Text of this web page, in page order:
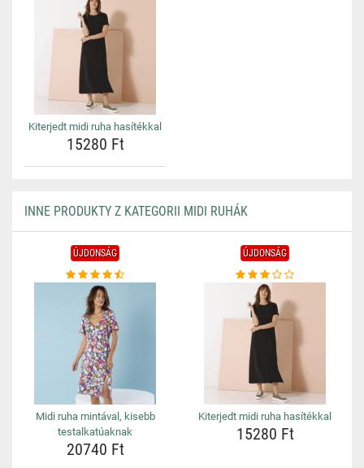
Kiterjedt midi ruha hasítékkal
15280 Ft
INNE PRODUKTY Z KATEGORII MIDI RUHÁK
ÚJDONSÁG
Midi ruha mintával, kisebb
testalkatúaknak
20740 Ft
ÚJDONSÁG
Kiterjedt midi ruha hasítékkal
15280 Ft